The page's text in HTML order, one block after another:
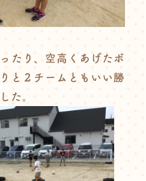
たり、空高くあげたボ
と２チームともいい勝
た。